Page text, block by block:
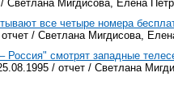
Светлана Мигдисова, Елена
все четыре номера
/ Светлана Мигдисова,
Россия" смотрят западные
/ отчет / Светлана